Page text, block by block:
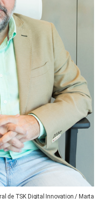
de TSK Digital Innovation / Marta